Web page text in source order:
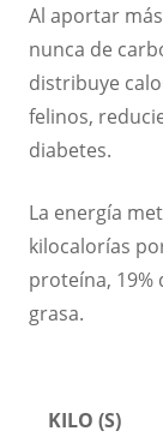
Al aportar
nunca de
distribuye
felinos,
diabetes.
La energía
kilocalorías
proteína, 19%
grasa.
KILO (S)